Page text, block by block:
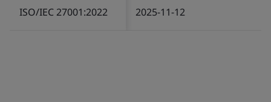
ISO/IEC 27001:2022 2025-11-12